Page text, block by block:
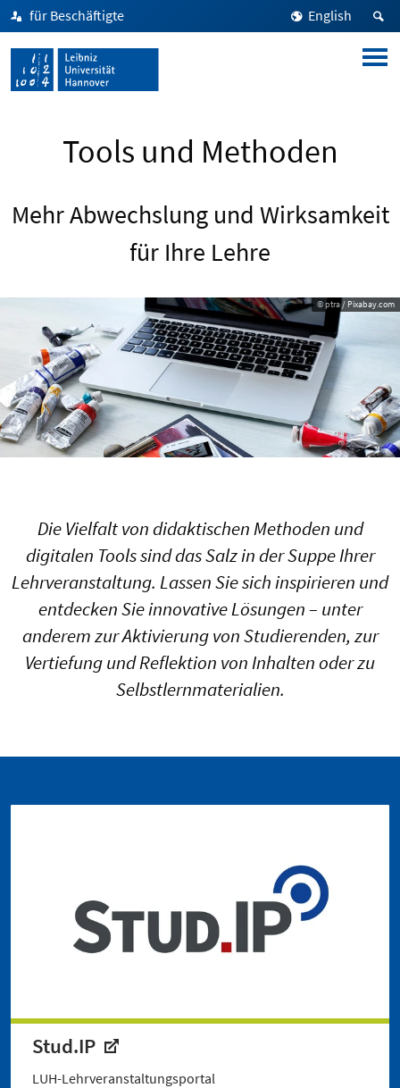
für Beschäftigte English
Tools und Methoden
Mehr Abwechslung und Wirksamkeit
für Ihre Lehre
© ptra / Pixabay.com
Die Vielfalt von didaktischen Methoden und
digitalen Tools sind das Salz in der Suppe Ihrer
Lehrveranstaltung. Lassen Sie sich inspirieren und
entdecken Sie innovative Lösungen – unter
anderem zur Aktivierung von Studierenden, zur
Vertiefung und Reflektion von Inhalten oder zu
Selbstlernmaterialien.
Stud.IP
LUH-Lehrveranstaltungsportal